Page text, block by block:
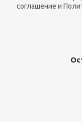
соглашение и